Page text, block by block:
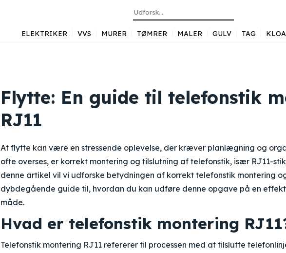
ELEKTRIKER VVS MURER TØMRER MALER GULV TAG
Flytte: En guide til telefonstik
RJ11
At flytte kan være en stressende oplevelse, der kræver planlægning og
ofte overses, er korrekt montering og tilslutning af telefonstik, især RJ11-
denne artikel vil vi udforske betydningen af korrekt telefonstik montering
dybdegående guide til, hvordan du kan udføre denne opgave på en
måde.
Hvad er telefonstik montering
Telefonstik montering RJ11 refererer til processen med at tilslutte